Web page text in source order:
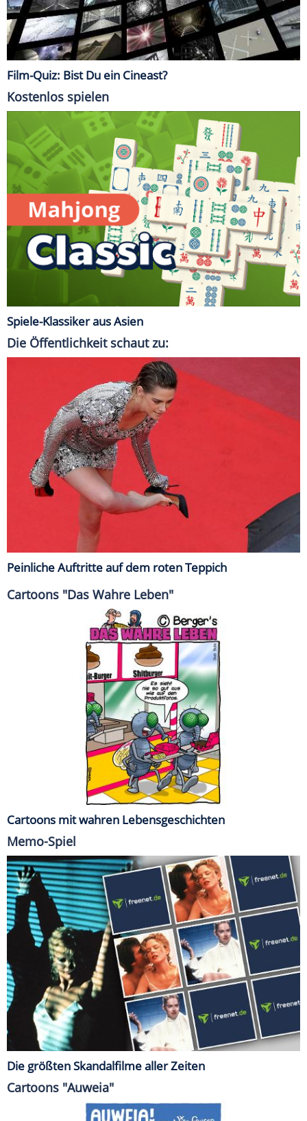
Film-Quiz: Bist Du ein Cineast?
Kostenlos spielen
Spiele-Klassiker aus Asien
Die Öffentlichkeit schaut zu:
Peinliche Auftritte auf dem roten Teppich
Cartoons "Das Wahre Leben"
Cartoons mit wahren Lebensgeschichten
Memo-Spiel
Die größten Skandalfilme aller Zeiten
Cartoons "Auweia"